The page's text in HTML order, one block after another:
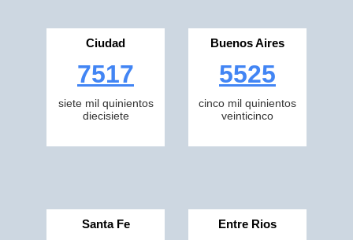
Ciudad
7517
siete mil quinientos
diecisiete
Buenos Aires
5525
cinco mil quinientos
veinticinco
Santa Fe Entre Rios